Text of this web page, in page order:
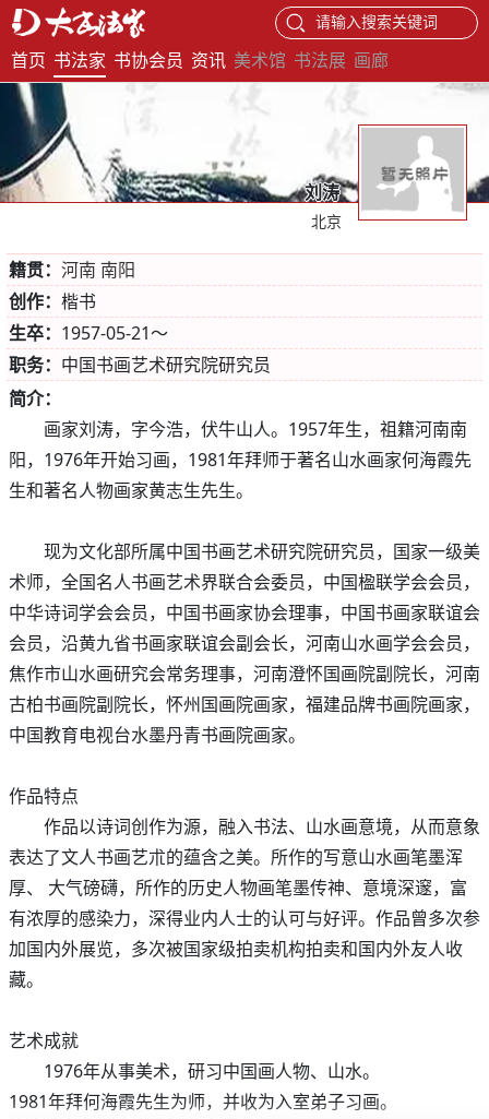
请输入搜索关键词
首页 书法家 书协会员 资讯 美术馆 书法展 画廊
刘涛
北京
籍贯： 河南 南阳
创作： 楷书
生卒： 1957-05-21～
职务： 中国书画艺术研究院研究员
简介：
画家刘涛，字今浩，伏牛山人。1957年生，祖籍河南南
阳，1976年开始习画，1981年拜师于著名山水画家何海霞先
生和著名人物画家黄志生先生。
现为文化部所属中国书画艺术研究院研究员，国家一级美
术师，全国名人书画艺术界联合会委员，中国楹联学会会员，
中华诗词学会会员，中国书画家协会理事，中国书画家联谊会
会员，沿黄九省书画家联谊会副会长，河南山水画学会会员，
焦作市山水画研究会常务理事，河南澄怀国画院副院长，河南
古柏书画院副院长，怀州国画院画家，福建品牌书画院画家，
中国教育电视台水墨丹青书画院画家。
作品特点
作品以诗词创作为源，融入书法、山水画意境，从而意象
表达了文人书画艺朮的蕴含之美。所作的写意山水画笔墨浑
厚、 大气磅礴，所作的历史人物画笔墨传神、意境深邃，富
有浓厚的感染力，深得业内人士的认可与好评。作品曾多次参
加国内外展览，多次被国家级拍卖机构拍卖和国内外友人收
藏。
艺术成就
1976年从事美术，研习中国画人物、山水。
1981年拜何海霞先生为师，并收为入室弟子习画。